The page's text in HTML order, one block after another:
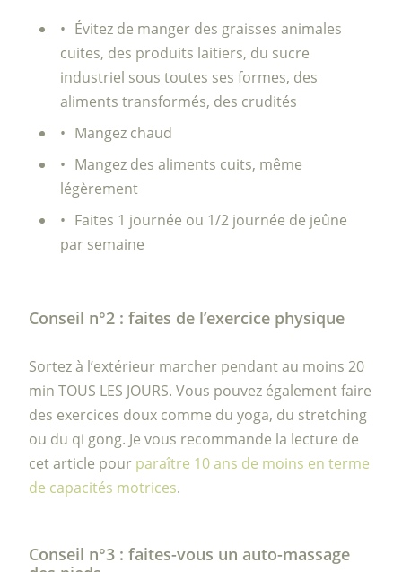
Évitez de manger des graisses animales
cuites, des produits laitiers, du sucre
industriel sous toutes ses formes, des
aliments transformés, des crudités
Mangez chaud
Mangez des aliments cuits, même
légèrement
Faites 1 journée ou 1/2 journée de jeûne
par semaine
Conseil n°2 : faites de l’exercice physique
Sortez à l’extérieur marcher pendant au moins 20
min TOUS LES JOURS. Vous pouvez également faire
des exercices doux comme du yoga, du stretching
ou du qi gong. Je vous recommande la lecture de
cet article pour paraître 10 ans de moins en terme
de capacités motrices.
Conseil n°3 : faites-vous un auto-massage